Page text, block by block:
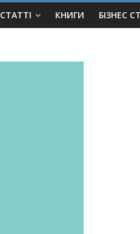
СТАТТІ КНИГИ БІЗНЕС